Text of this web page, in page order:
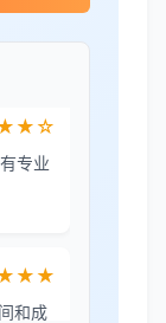
有法
专业
和成